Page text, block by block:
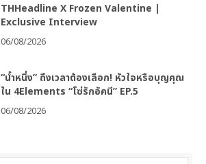
THHeadline X Frozen Valentine |
Exclusive Interview
06/08/2026
“น้ำหนึ่ง” ถึงเวลาต้องเลือก! หัวใจหรือบุญคุณ
ใน 4Elements “โซ่รักอัคนี” EP.5
06/08/2026